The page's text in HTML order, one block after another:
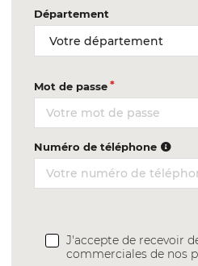
Département
Mot de passe
Numéro de téléphone
J'accepte de recevoir
commerciales de nos